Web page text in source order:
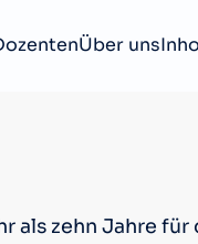
Über uns
als zehn Jahre